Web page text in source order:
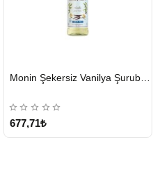
GÖNDERİ
677,71₺